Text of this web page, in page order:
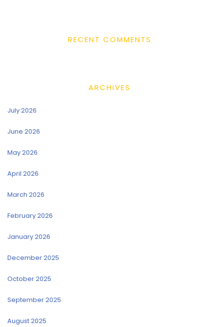
RECENT COMMENTS
ARCHIVES
July 2026
June 2026
May 2026
April 2026
March 2026
February 2026
January 2026
December 2025
October 2025
September 2025
August 2025